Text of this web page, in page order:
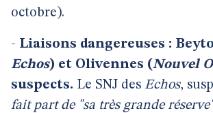
octobre).
- Liaisons dangereuses :
Echos) et Olivennes (Nouvel
suspects. Le SNJ des Echos,
fait part de "sa très grande